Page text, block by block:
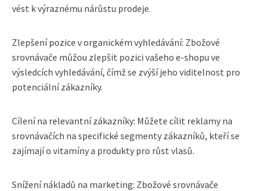
vést k výraznému nárůstu prodeje.
Zlepšení pozice v organickém vyhledávání: Zbožové
srovnávače můžou zlepšit pozici vašeho e-shopu ve
výsledcích vyhledávání, čímž se zvýší jeho viditelnost pro
potenciální zákazníky.
Cílení na relevantní zákazníky: Můžete cílit reklamy na
srovnávačích na specifické segmenty zákazníků, kteří se
zajímají o vitamíny a produkty pro růst vlasů.
Snížení nákladů na marketing: Zbožové srovnávače